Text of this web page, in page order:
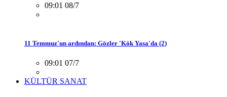
09:01 08/7
11 Temmuz'un ardından: Gözler 'Kök Yasa'da (2)
09:01 07/7
KÜLTÜR SANAT